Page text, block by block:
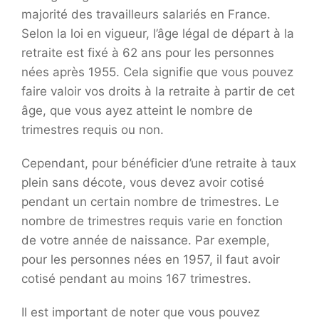
majorité des travailleurs salariés en France.
Selon la loi en vigueur, l’âge légal de départ à la
retraite est fixé à 62 ans pour les personnes
nées après 1955. Cela signifie que vous pouvez
faire valoir vos droits à la retraite à partir de cet
âge, que vous ayez atteint le nombre de
trimestres requis ou non.
Cependant, pour bénéficier d’une retraite à taux
plein sans décote, vous devez avoir cotisé
pendant un certain nombre de trimestres. Le
nombre de trimestres requis varie en fonction
de votre année de naissance. Par exemple,
pour les personnes nées en 1957, il faut avoir
cotisé pendant au moins 167 trimestres.
Il est important de noter que vous pouvez